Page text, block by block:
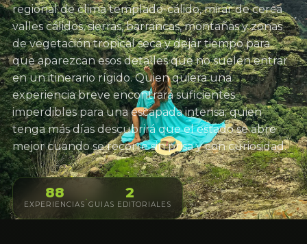
regional de clima templado-cálido, mirar de cerca
valles cálidos, sierras, barrancas, montañas y zonas
de vegetación tropical seca y dejar tiempo para
que aparezcan esos detalles que no suelen entrar
en un itinerario rígido. Quien quiera una
experiencia breve encontrará suficientes
imperdibles para una escapada intensa; quien
tenga más días descubrirá que el estado se abre
mejor cuando se recorre sin prisa y con curiosidad.
88
EXPERIENCIAS· 2
GUIAS EDITORIALES